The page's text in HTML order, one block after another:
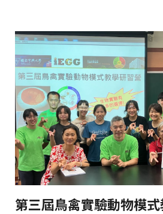
第三屆鳥禽實驗動物模